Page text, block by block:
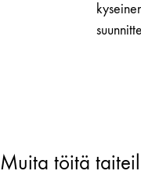
Muita töitä